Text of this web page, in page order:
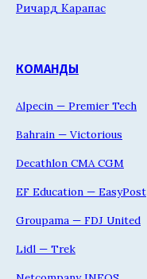
Ричард Карапас
КОМАНДЫ
Alpecin — Premier Tech
Bahrain — Victorious
Decathlon CMA CGM
EF Education — EasyPost
Groupama — FDJ United
Lidl — Trek